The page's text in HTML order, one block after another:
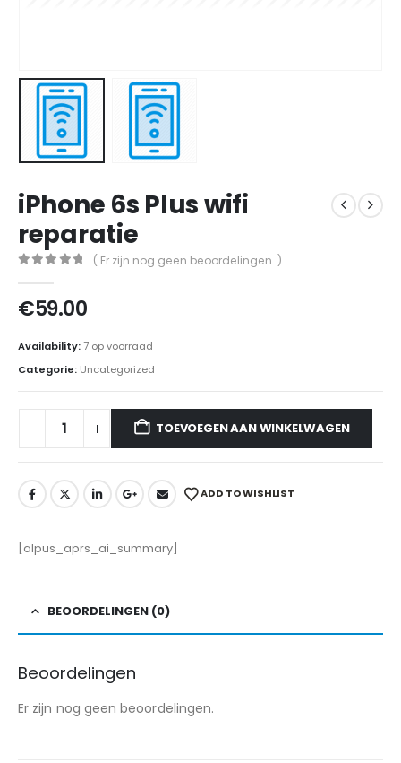
iPhone 6s Plus wifi
reparatie
( Er zijn nog geen beoordelingen. )
€59.00
Availability:7 op voorraad
Categorie: Uncategorized
TOEVOEGEN AAN WINKELWAGEN
ADD TO WISHLIST
[alpus_aprs_ai_summary]
BEOORDELINGEN (0)
Beoordelingen
Er zijn nog geen beoordelingen.